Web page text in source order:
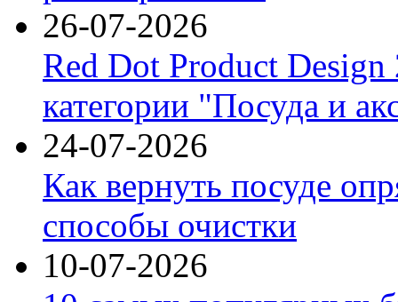
26-07-2026
Red Dot Product Design
категории "Посуда и
24-07-2026
Как вернуть посуде
способы очистки
10-07-2026